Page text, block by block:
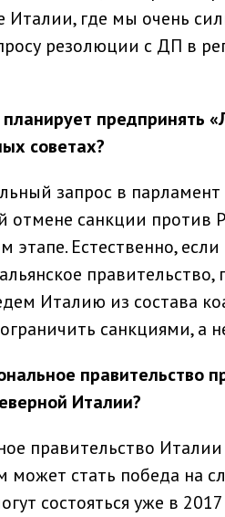
Италии, где мы очень
резолюции с ДП в
предпринять
советах?
запрос в
отмене санкции против
этапе. Естественно,
Италию из состава
санкциями, а
правительство
Италии?
правительство
стать победа на
состояться уже в